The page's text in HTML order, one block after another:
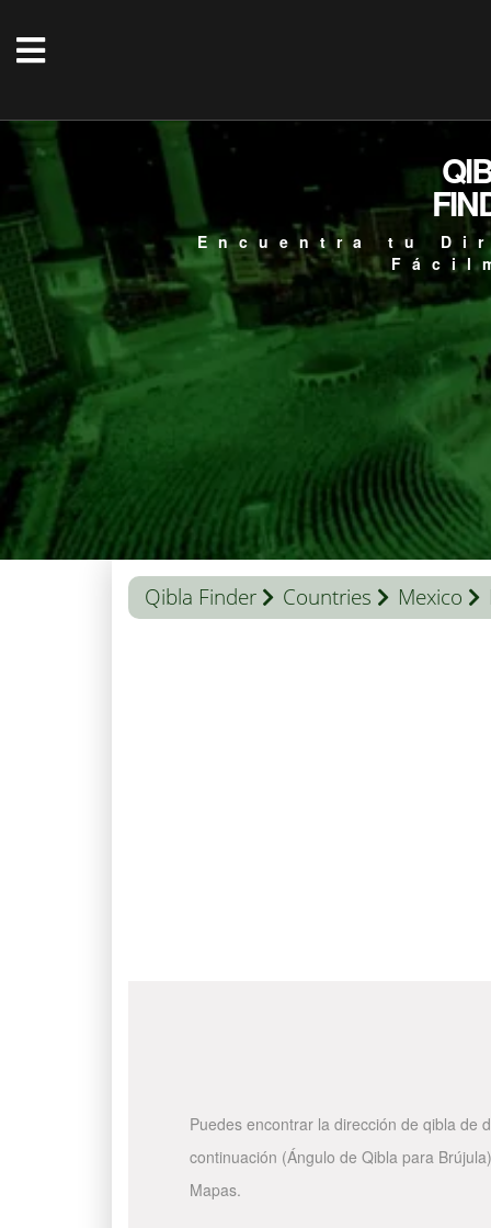
Encuentra tu
Qibla Finder Countries Mexico
Puedes encontrar la dirección de qibla de
continuación (Ángulo de Qibla para
Mapas.